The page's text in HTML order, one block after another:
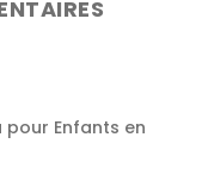
Enfants en